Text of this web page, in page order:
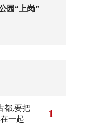
园“上岗”
都,要把
一起
1